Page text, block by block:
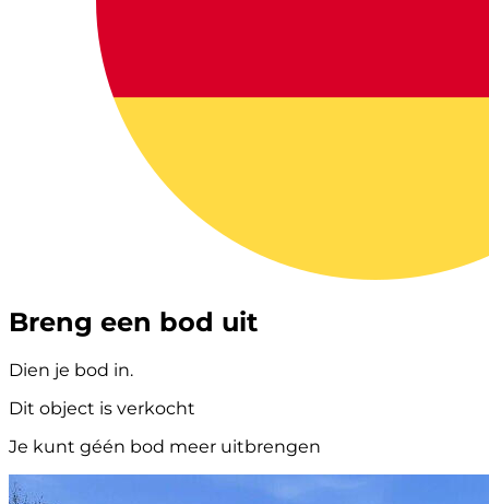
Breng een bod uit
Dien je bod in.
Dit object is verkocht
Je kunt géén bod meer uitbrengen